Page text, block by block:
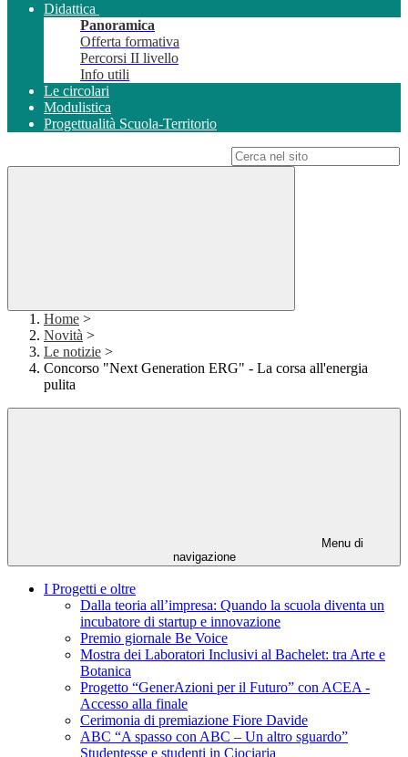
Didattica
Panoramica
Offerta formativa
Percorsi II livello
Info utili
Le circolari
Modulistica
Progettualità Scuola-Territorio
Home >
Novità >
Le notizie >
Concorso "Next Generation ERG" - La corsa all'energia
pulita
Menu di
navigazione
I Progetti e oltre
Dalla teoria all’impresa: Quando la scuola diventa un
incubatore di startup e innovazione
Premio giornale Be Voice
Mostra dei Laboratori Inclusivi al Bachelet: tra Arte e
Botanica
Progetto “GenerAzioni per il Futuro” con ACEA -
Accesso alla finale
Cerimonia di premiazione Fiore Davide
ABC “A spasso con ABC – Un altro sguardo”
Studentesse e studenti in Ciociaria